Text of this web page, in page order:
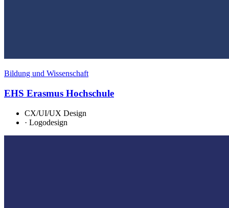
Bildung und Wissenschaft
EHS Erasmus Hochschule
CX/UI/UX Design
· Logodesign